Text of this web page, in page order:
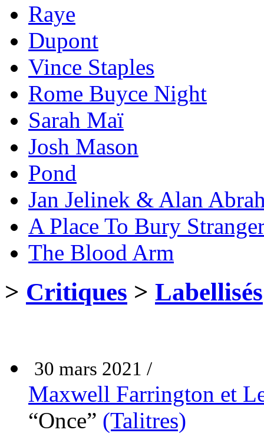
Raye
Dupont
Vince Staples
Rome Buyce Night
Sarah Maï
Josh Mason
Pond
Jan Jelinek & Alan
A Place To Bury
The Blood Arm
> Critiques > Labellisés
30 mars 2021 /
Maxwell Farrington et
“Once” (Talitres)